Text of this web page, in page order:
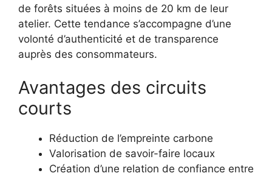
de forêts situées à moins de 20 km de leur
atelier. Cette tendance s’accompagne d’une
volonté d’authenticité et de transparence
auprès des consommateurs.
Avantages des circuits
courts
Réduction de l’empreinte carbone
Valorisation de savoir-faire locaux
Création d’une relation de confiance entre